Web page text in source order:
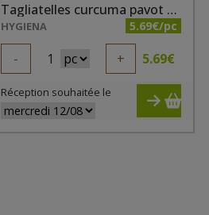
Tagliatelles curcuma pavot 250 g bio
HYGIENA 5.69€/pc
- 1 + 5.69€
Réception souhaitée le